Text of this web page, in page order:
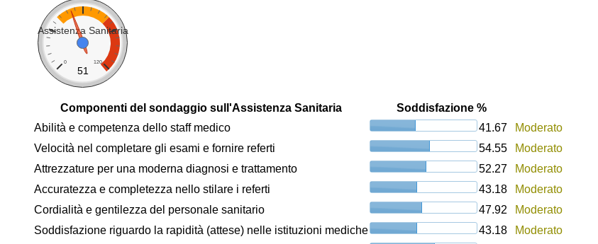
Assistenza Sanitaria
0 120
51
Componenti del sondaggio sull'Assistenza Sanitaria
Soddisfazione %
Abilità e competenza dello staff medico
41.67
Moderato
Velocità nel completare gli esami e fornire referti
54.55
Moderato
Attrezzature per una moderna diagnosi e trattamento
52.27
Moderato
Accuratezza e completezza nello stilare i referti
43.18
Moderato
Cordialità e gentilezza del personale sanitario
47.92
Moderato
Soddisfazione riguardo la rapidità (attese) nelle istituzioni mediche
43.18
Moderato